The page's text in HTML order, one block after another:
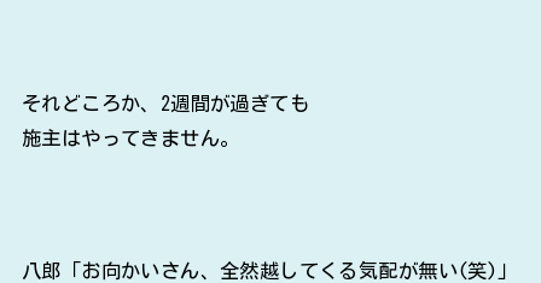
それどころか、2週間が過ぎても
施主はやってきません。
八郎「お向かいさん、全然越してくる気配が無い(笑)」